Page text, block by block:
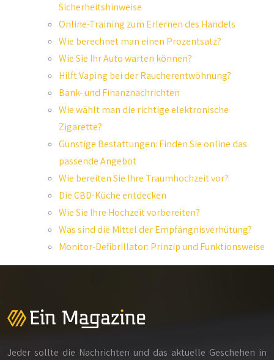
Sicherheitshinweise
Online-Training zum Erlernen des Handels
Wie berechnet man einen Prozentsatz?
Wie Sie Ihr Auto warten können?
Hilft Vaping bei der Raucherentwöhnung?
Bank- und Finanznachrichten
Wie wählt man die richtige elektronische
Zigarette?
Günstige Bestattungen: Finden Sie online das
passende Angebot
Wie bereiten Sie Ihre Traumhochzeit vor?
Die CBD-Küche entdecken
Wie Sie Ihre Hochzeit vorbereiten?
Was sind die Mittel der Empfängnisverhütung?
Monitor-Defibrillator: Prinzip und Funktionsweise
Jeder sollte die Nachrichten und das aktuelle Geschehen in